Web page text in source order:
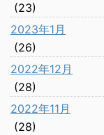
(23)
2023年1月
(26)
2022年12月
(28)
2022年11月
(28)